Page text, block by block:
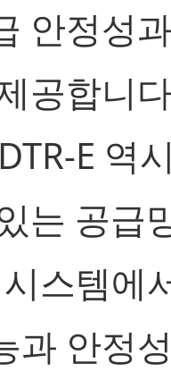
안정성
공합니
E 역
는 공급
스템에
과 안정